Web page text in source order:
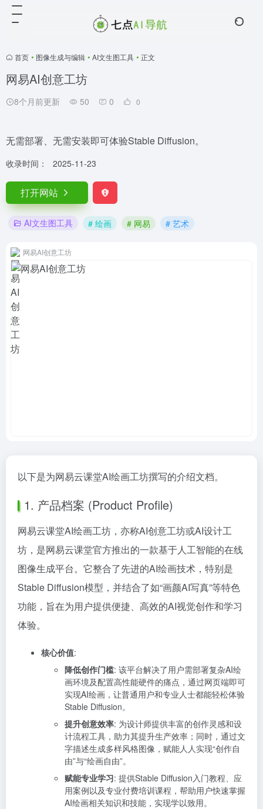
首页 • 图像生成与编辑 • AI文生图工具 • 正文
网易AI创意工坊
8个月前更新 50 0 0
无需部署、无需安装即可体验Stable Diffusion。
收录时间： 2025-11-23
打开网站
AI文生图工具 # 绘画 # 网易 # 艺术
网易AI创意工坊
以下是为网易云课堂AI绘画工坊撰写的介绍文档。
1. 产品档案 (Product Profile)
网易云课堂AI绘画工坊，亦称AI创意工坊或AI设计工
坊，是网易云课堂官方推出的一款基于人工智能的在线
图像生成平台。它整合了先进的AI绘画技术，特别是
Stable Diffusion模型，并结合了如“画颜AI写真”等特色
功能，旨在为用户提供便捷、高效的AI视觉创作和学习
体验。
核心价值:
降低创作门槛: 该平台解决了用户需部署复杂AI绘
画环境及配置高性能硬件的痛点，通过网页端即可
实现AI绘画，让普通用户和专业人士都能轻松体验
Stable Diffusion。
提升创意效率: 为设计师提供丰富的创作灵感和设
计流程工具，助力其提升生产效率；同时，通过文
字描述生成多样风格图像，赋能人人实现“创作自
由”与“绘画自由”。
赋能专业学习: 提供Stable Diffusion入门教程、应
用案例以及专业付费培训课程，帮助用户快速掌握
AI绘画相关知识和技能，实现学以致用。